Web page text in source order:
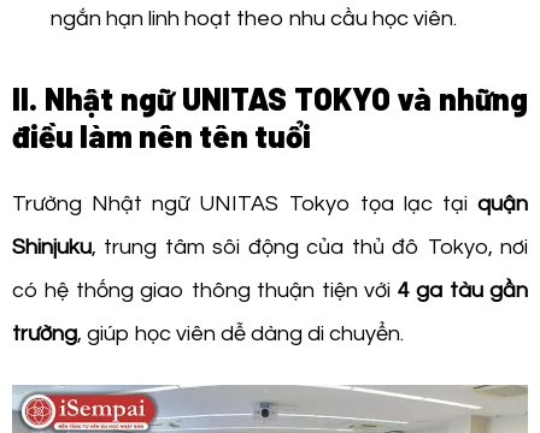
ngắn hạn linh hoạt theo nhu cầu học viên.
II. Nhật ngữ UNITAS TOKYO và những
điều làm nên tên tuổi
Trường Nhật ngữ UNITAS Tokyo tọa lạc tại quận
Shinjuku, trung tâm sôi động của thủ đô Tokyo, nơi
có hệ thống giao thông thuận tiện với 4 ga tàu gần
trường, giúp học viên dễ dàng di chuyển.